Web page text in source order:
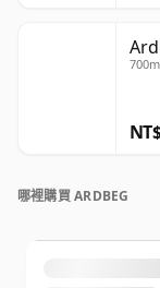
哪裡購買 ARDBEG